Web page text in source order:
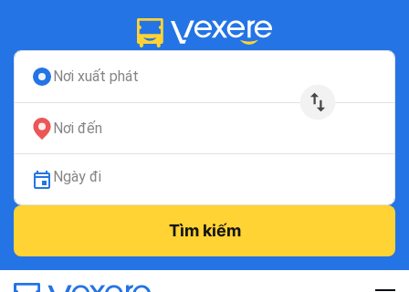
Nơi xuất phát
Nơi đến
Ngày đi
Tìm kiếm